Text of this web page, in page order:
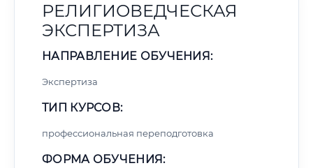
РЕЛИГИОВЕДЧЕСКАЯ
ЭКСПЕРТИЗА
НАПРАВЛЕНИЕ ОБУЧЕНИЯ:
Экспертиза
ТИП КУРСОВ:
профессиональная переподготовка
ФОРМА ОБУЧЕНИЯ: